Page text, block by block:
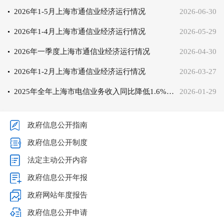
2026-06-30
2026年1-5月上海市通信业经济运行情况
2026-05-29
2026年1-4月上海市通信业经济运行情况
2026-04-30
2026年一季度上海市通信业经济运行情况
2026-03-27
2026年1-2月上海市通信业经济运行情况
2026-01-29
2025年全年上海市电信业务收入同比降低1.6%、电信业务总量同比增长6.5%
政府信息公开指南
政府信息公开制度
法定主动公开内容
政府信息公开年报
政府网站年度报告
政府信息公开申请